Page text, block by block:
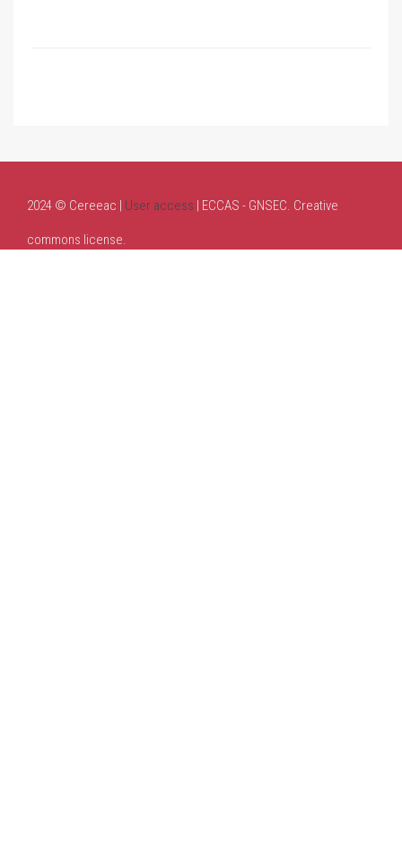
2024 © Cereeac | User access | ECCAS - GNSEC. Creative
commons license.